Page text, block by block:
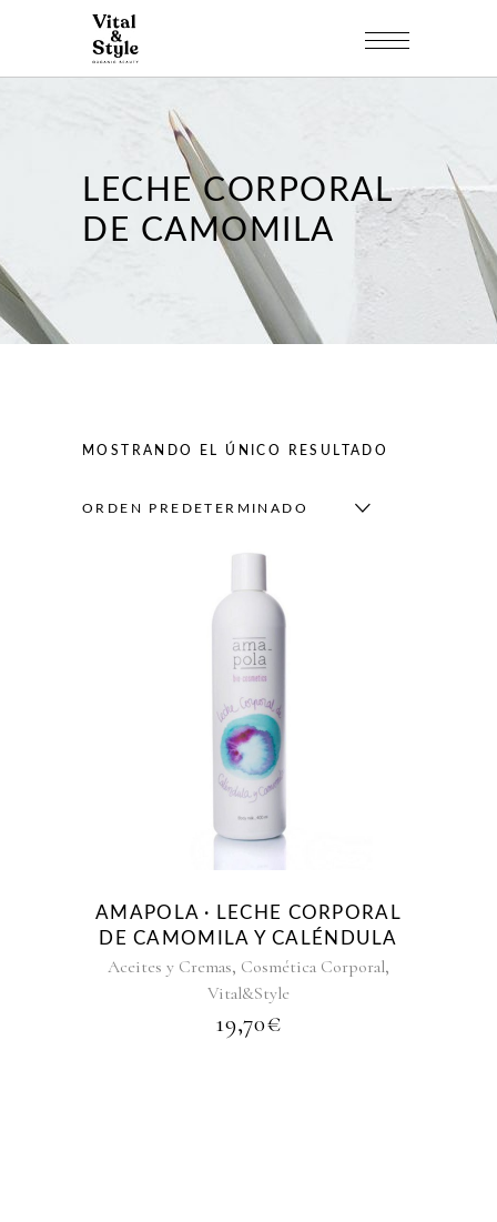
LECHE CORPORAL
DE CAMOMILA
MOSTRANDO EL ÚNICO RESULTADO
ORDEN PREDETERMINADO
AMAPOLA · LECHE CORPORAL
DE CAMOMILA Y CALÉNDULA
Aceites y Cremas, Cosmética Corporal,
Vital&Style
19,70€